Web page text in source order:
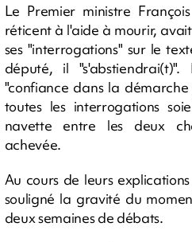
Le Premier ministre
réticent à l'aide à mourir,
ses "interrogations" sur le
député, il
"confiance dans la
toutes les interrogations
navette entre les deux
achevée.
Au cours de leurs
souligné la gravité du
deux semaines de débats.